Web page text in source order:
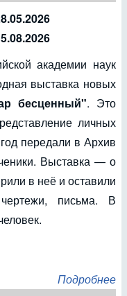
академии наук
выставка новых
бесценный". Это
личных
передали в Архив
Выставка — о
в неё и оставили
письма. В
Подробнее